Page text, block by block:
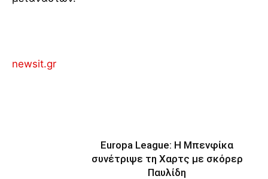
newsit.gr
Europa League: Η Μπενφίκα
συνέτριψε τη Χαρτς με σκόρερ
Παυλίδη